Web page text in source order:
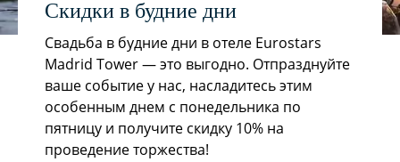
Скидки в будние дни
Свадьба в будние дни в отеле Eurostars
Madrid Tower — это выгодно. Отпразднуйте
ваше событие у нас, насладитесь этим
особенным днем с понедельника по
пятницу и получите скидку 10% на
проведение торжества!